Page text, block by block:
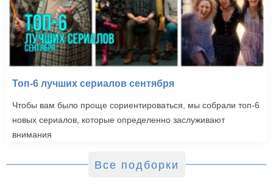
Топ-6 лучших сериалов сентября
Чтобы вам было проще сориентироваться, мы собрали топ-6
новых сериалов, которые определенно заслуживают
внимания
Все подборки